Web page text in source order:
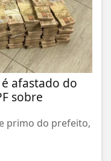
afastado do
sobre
primo do prefeito,